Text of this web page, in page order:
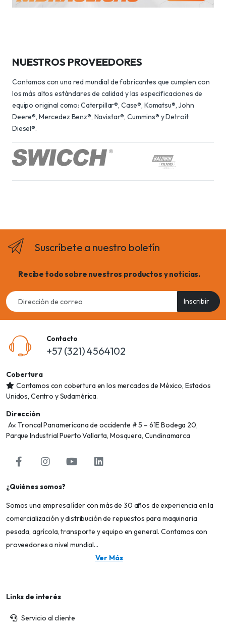
NUESTROS PROVEEDORES
Contamos con una red mundial de fabricantes que cumplen con
los más altos estándares de calidad y las especificaciones de
equipo original como: Caterpillar®, Case®, Komatsu®, John
Deere®, Mercedez Benz®, Navistar®, Cummins® y Detroit
Diesel®.
Suscríbete a nuestro boletín
Recibe todo sobre nuestros productos y noticias.
Email
address
Inscribir
Contacto
+57 (321) 4564102
Cobertura
Contamos con cobertura en los mercados de México, Estados
Unidos, Centro y Sudamérica.
Dirección
Av. Troncal Panamericana de occidente # 5 – 61E Bodega 20,
Parque Industrial Puerto Vallarta, Mosquera, Cundinamarca
¿Quiénes somos?
Somos una empresa líder con más de 30 años de experiencia en la
comercialización y distribución de repuestos para maquinaria
pesada, agrícola, transporte y equipo en general. Contamos con
proveedores a nivel mundial...
Ver Más
Links de interés
Servicio al cliente